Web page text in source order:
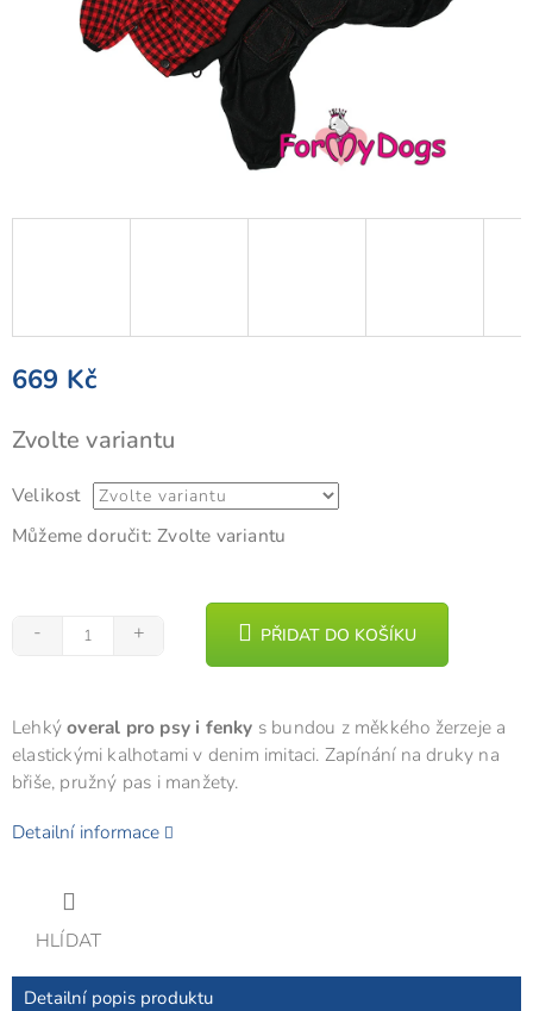
669 Kč
cena:
Zvolte variantu
Velikost
Můžeme doručit: Zvolte variantu
PŘIDAT DO KOŠÍKU
Lehkýoveral pro psy i fenky s bundou z měkkého žerzeje a
elastickými kalhotami v denim imitaci. Zapínání na druky na
břiše, pružný pas i manžety.
Detailní informace
HLÍDAT
Detailní popis produktu